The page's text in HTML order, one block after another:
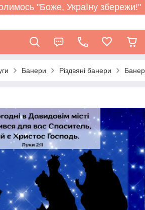
"Боже, Україну збережи!"
Банери Різдвяні банери Банер